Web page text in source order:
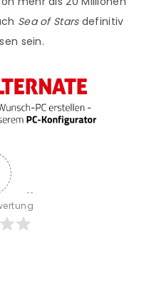
Sea of Starsdefinitiv
sein.